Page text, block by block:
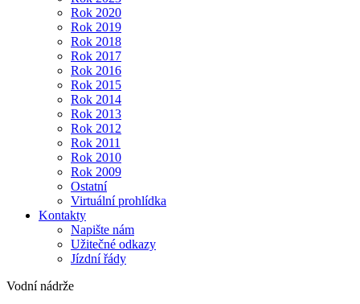
Rok 2020
Rok 2019
Rok 2018
Rok 2017
Rok 2016
Rok 2015
Rok 2014
Rok 2013
Rok 2012
Rok 2011
Rok 2010
Rok 2009
Ostatní
Virtuální prohlídka
Kontakty
Napište nám
Užitečné odkazy
Jízdní řády
Vodní nádrže